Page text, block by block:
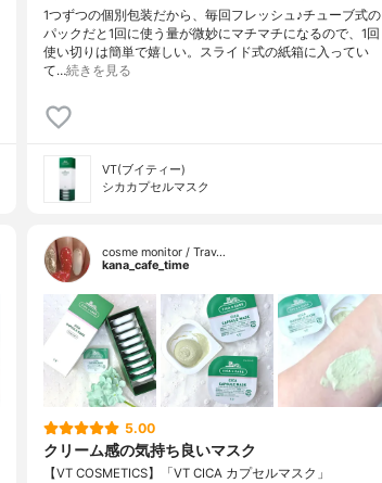
1つずつの個別包装だから、毎回フレッシュ♪チューブ式の
パックだと1回に使う量が微妙にマチマチになるので、1回
使い切りは簡単で嬉しい。スライド式の紙箱に入ってい
て…続きを見る
VT(ブイティー)
シカカプセルマスク
cosme monitor / Trav…
kana_cafe_time
5.00
クリーム感の気持ち良いマスク
【VT COSMETICS】「VT CICA カプセルマスク」